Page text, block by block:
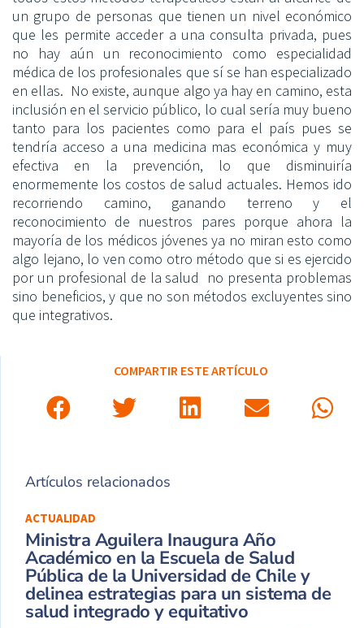
un grupo de personas que tienen un nivel económico
que les permite acceder a una consulta privada, pues
no hay aún un reconocimiento como especialidad
médica de los profesionales que sí se han especializado
en ellas. No existe, aunque algo ya hay en camino, esta
inclusión en el servicio público, lo cual sería muy bueno
tanto para los pacientes como para el país pues se
tendría acceso a una medicina mas económica y muy
efectiva en la prevención, lo que disminuiría
enormemente los costos de salud actuales. Hemos ido
recorriendo camino, ganando terreno y el
reconocimiento de nuestros pares porque ahora la
mayoría de los médicos jóvenes ya no miran esto como
algo lejano, lo ven como otro método que si es ejercido
por un profesional de la salud no presenta problemas
sino beneficios, y que no son métodos excluyentes sino
que integrativos.
COMPARTIR ESTE ARTÍCULO
Artículos relacionados
ACTUALIDAD
Ministra Aguilera Inaugura Año
Académico en la Escuela de Salud
Pública de la Universidad de Chile y
delinea estrategias para un sistema de
salud integrado y equitativo